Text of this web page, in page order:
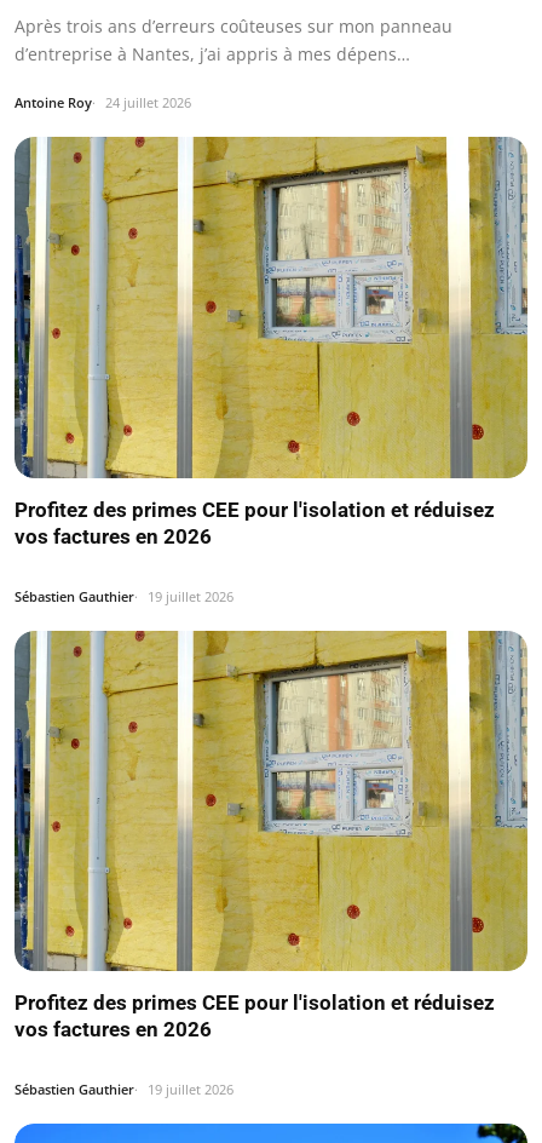
Après trois ans d’erreurs coûteuses sur mon panneau
d’entreprise à Nantes, j’ai appris à mes dépens…
Antoine Roy 24 juillet 2026
Profitez des primes CEE pour l'isolation et réduisez
vos factures en 2026
Sébastien Gauthier 19 juillet 2026
Profitez des primes CEE pour l'isolation et réduisez
vos factures en 2026
Sébastien Gauthier 19 juillet 2026